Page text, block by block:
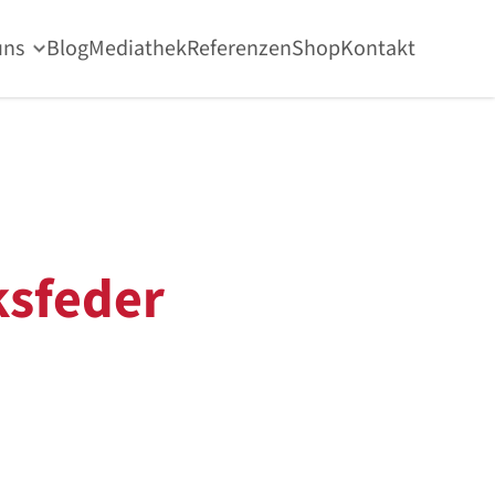
BlogMediathekReferenzenShopKontakt